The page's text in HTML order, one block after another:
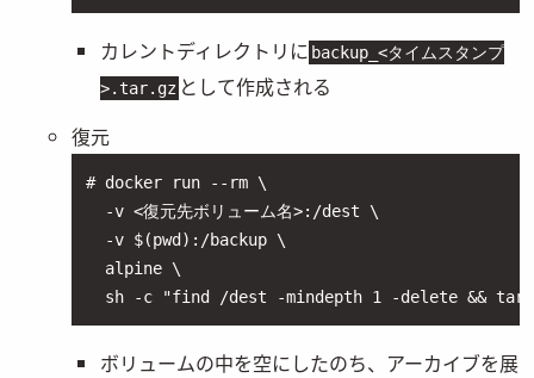
カレントディレクトリに backup_<タイムスタンプ
>.tar.gz として作成される
復元
# docker run --rm \
  -v <復元先ボリューム名>:/dest \
  -v $(pwd):/backup \
  alpine \
sh -c "find /dest -mindepth 1 -delete && tar
ボリュームの中を空にしたのち、アーカイブを展